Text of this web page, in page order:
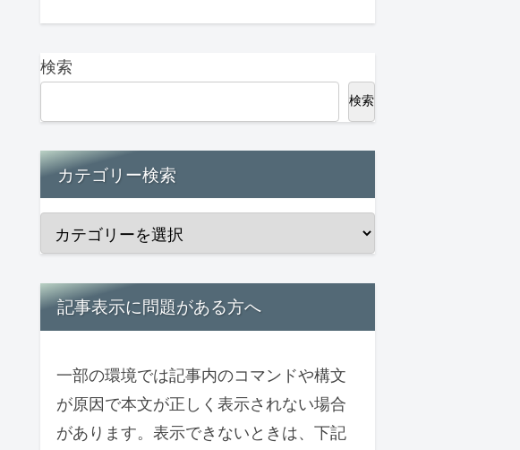
検索
検索
カテゴリー検索
記事表示に問題がある方へ
一部の環境では記事内のコマンドや構文
が原因で本文が正しく表示されない場合
があります。表示できないときは、下記